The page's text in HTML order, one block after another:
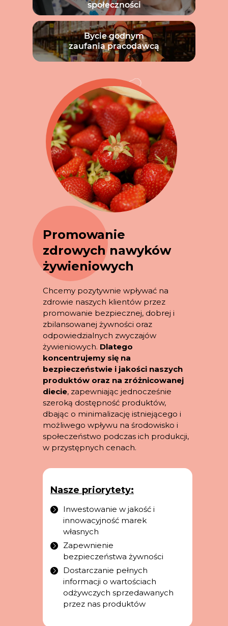
społeczności
Bycie godnym
zaufania pracodawcą
Promowanie
zdrowych nawyków
żywieniowych
Chcemy pozytywnie wpływać na
zdrowie naszych klientów przez
promowanie bezpiecznej, dobrej i
zbilansowanej żywności oraz
odpowiedzialnych zwyczajów
żywieniowych. Dlatego
koncentrujemy się na
bezpieczeństwie i jakości naszych
produktów oraz na zróżnicowanej
diecie, zapewniając jednocześnie
szeroką dostępność produktów,
dbając o minimalizację istniejącego i
możliwego wpływu na środowisko i
społeczeństwo podczas ich produkcji,
w przystępnych cenach.
Nasze priorytety:
Inwestowanie w jakość i
innowacyjność marek
własnych
Zapewnienie
bezpieczeństwa żywności
Dostarczanie pełnych
informacji o wartościach
odżywczych sprzedawanych
przez nas produktów